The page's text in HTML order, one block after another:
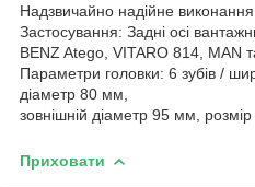
Надзвичайно надійне виконання.
Застосування: Задні осі
BENZ Atego, VITARO 814, MAN
Параметри головки: 6 зубів /
діаметр 80 мм,
зовнішній діаметр 95 мм,
Приховати